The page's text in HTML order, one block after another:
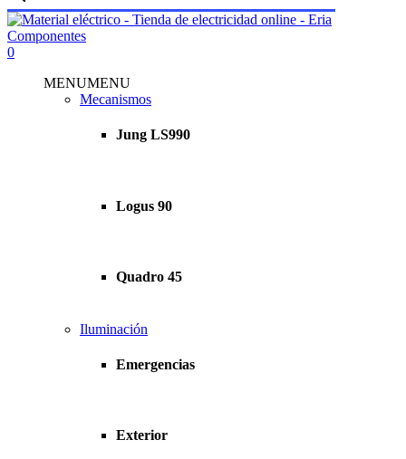
Cerrar
búsqueda
buscar
account
0
MENUMENU
Mecanismos
Jung LS990
Logus 90
Quadro 45
Iluminación
Emergencias
Exterior